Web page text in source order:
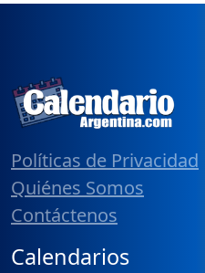
Políticas de Privacidad
Quiénes Somos
Contáctenos
Calendarios